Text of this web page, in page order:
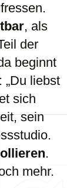
, als
der
beginnt
„Du liebst
sich
sein
.
mehr.